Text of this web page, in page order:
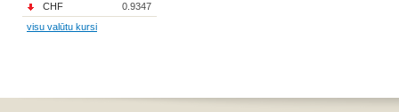
CHF
0.9347
visu valūtu kursi